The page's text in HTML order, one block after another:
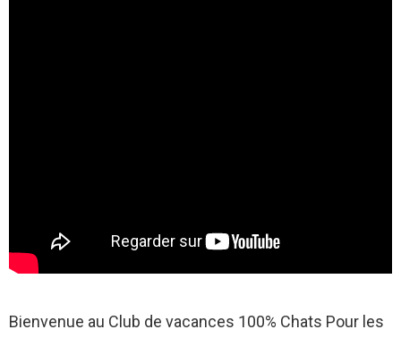
Bienvenue au Club de vacances 100% Chats Pour les